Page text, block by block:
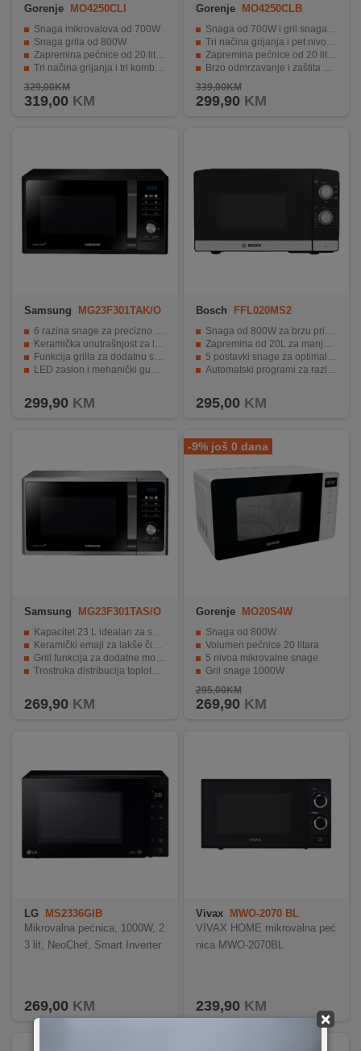
×
Gorenje MO4250CLI
Snaga mikrovalova od 700W
Snaga grila od 800W
Zapremina pećnice od 20 litara
Tri načina grijanja i tri kombinirana načina
Zaštita od djece i sigurnosni prekidač
329,00KM
319,00 KM
Gorenje MO4250CLB
Snaga od 700W i gril snaga od 800W
Tri načina grijanja i pet nivoa mikrovalne snage
Zapremina pećnice od 20 litara
Brzo odmrzavanje i zaštita od djece
Osvjetljena unutrašnjost i rešetka za grill.
339,00KM
299,90 KM
Samsung
MG23F301TAK/O
6 razina snage za precizno kuhanje
Keramička unutrašnjost za lako čišćenje
Funkcija grilla za dodatnu svestranost
LED zaslon i mehanički gumb za jednostavno upravljanje
299,90 KM
Bosch FFL020MS2
Snaga od 800W za brzu pripremu hrane.
Zapremina od 20L za manje obroke.
5 postavki snage za optimalne rezultate.
Automatski programi za različite vrste hrane.
295,00 KM
Samsung
MG23F301TAS/O
Kapacitet 23 L idealan za svakodnevnu upotrebu
Keramički emajl za lakše čišćenje i dugotrajnost
Grill funkcija za dodatne mogućnosti pripreme
Trostruka distribucija toplote za ravnomjerno kuhanje
269,90 KM
-9% još 0 dana
Gorenje MO20S4W
Snaga od 800W
Volumen pećnice 20 litara
5 nivoa mikrovalne snage
Gril snage 1000W
Elektronsko upravljanje na dodir.
295,00KM
269,90 KM
LG MS2336GIB
Mikrovalna pećnica, 1000W, 2
3 lit, NeoChef, Smart Inverter
269,00 KM
Vivax
MWO-2070 BL
VIVAX HOME mikrovalna peć
nica MWO-2070BL
239,90 KM